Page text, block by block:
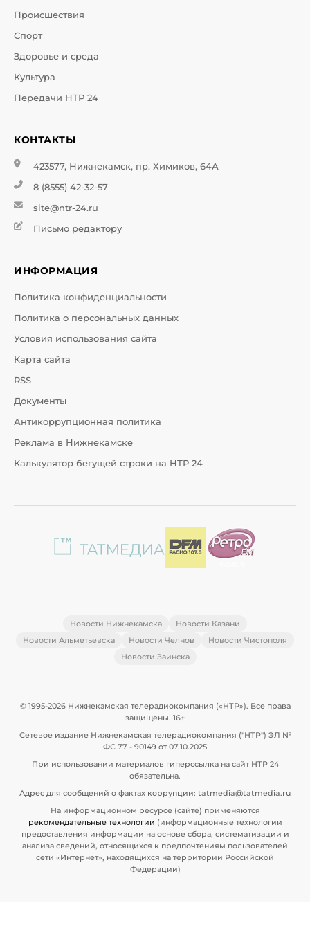
Происшествия
Спорт
Здоровье и среда
Культура
Передачи НТР 24
КОНТАКТЫ
423577, Нижнекамск, пр. Химиков, 64А
8 (8555) 42-32-57
site@ntr-24.ru
Письмо редактору
ИНФОРМАЦИЯ
Политика конфиденциальности
Политика о персональных данных
Условия использования сайта
Карта сайта
RSS
Документы
Антикоррупционная политика
Реклама в Нижнекамске
Калькулятор бегущей строки на НТР 24
Новости Нижнекамска
Новости Казани
Новости Альметьевска
Новости Челнов
Новости Чистополя
Новости Заинска
© 1995-2026 Нижнекамская телерадиокомпания («НТР»). Все права
защищены. 16+
Сетевое издание Нижнекамская телерадиокомпания ("НТР") ЭЛ №
ФС 77 - 90149 от 07.10.2025
При использовании материалов гиперссылка на сайт НТР 24
обязательна.
Адрес для сообщений о фактах коррупции: tatmedia@tatmedia.ru
На информационном ресурсе (сайте) применяются
рекомендательные технологии (информационные технологии
предоставления информации на основе сбора, систематизации и
анализа сведений, относящихся к предпочтениям пользователей
сети «Интернет», находящихся на территории Российской
Федерации)